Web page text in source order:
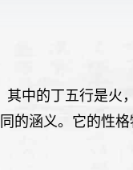
中的丁五行是火
的涵义。它的性